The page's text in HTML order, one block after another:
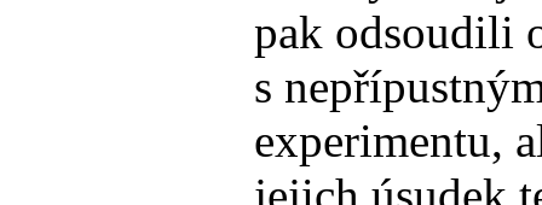
pak odsoudili
s
experimentu,
jejich úsudek